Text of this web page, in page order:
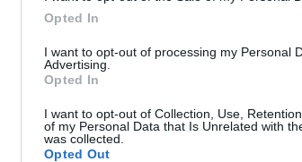
Opted In
I want to opt-out of processing my Personal
Advertising.
Opted In
I want to opt-out of Collection, Use,
of my Personal Data that Is Unrelated with
was collected.
Opted Out